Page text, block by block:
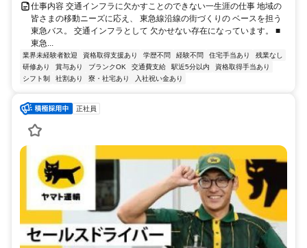
仕事内容 交通インフラに欠かすことのできない一生涯の仕事 地域の
皆さまの移動ニーズに応え、 東急線沿線の街づくりの ベースを担う
東急バス。 交通インフラとして 欠かせない存在になっています。 ■
東急...
業界未経験者歓迎 資格取得支援あり 学歴不問 経験不問 住宅手当あり
残業なし
研修あり
賞与あり ブランクOK 交通費支給 駅近5分以内
資格取得手当あり
シフト制
社割あり 寮・社宅あり 入社祝い金あり
正社員